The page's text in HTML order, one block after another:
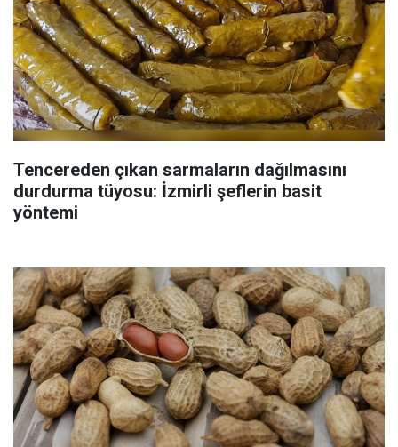
Tencereden çıkan sarmaların dağılmasını
durdurma tüyosu: İzmirli şeflerin basit
yöntemi